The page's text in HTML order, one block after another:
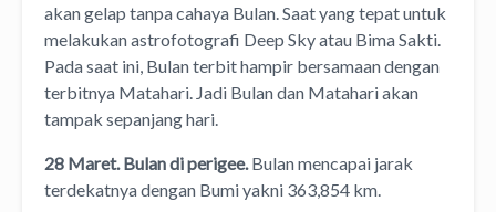
akan gelap tanpa cahaya Bulan. Saat yang tepat untuk
melakukan astrofotografi Deep Sky atau Bima Sakti.
Pada saat ini, Bulan terbit hampir bersamaan dengan
terbitnya Matahari. Jadi Bulan dan Matahari akan
tampak sepanjang hari.
28 Maret. Bulan di perigee.Bulan mencapai jarak
terdekatnya dengan Bumi yakni 363,854 km.